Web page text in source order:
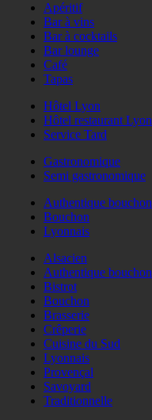
Apéritif
Bar à vins
Bar à cocktails
Bar lounge
Café
Tapas
Hôtel Lyon
Hôtel restaurant Lyon
Service Tard
Gastronomique
Semi gastronomique
Authentique bouchon
Bouchon
Lyonnais
Alsacien
Authentique bouchon
Bistrot
Bouchon
Brasserie
Crêperie
Cuisine du Sud
Lyonnais
Provençal
Savoyard
Traditionnelle